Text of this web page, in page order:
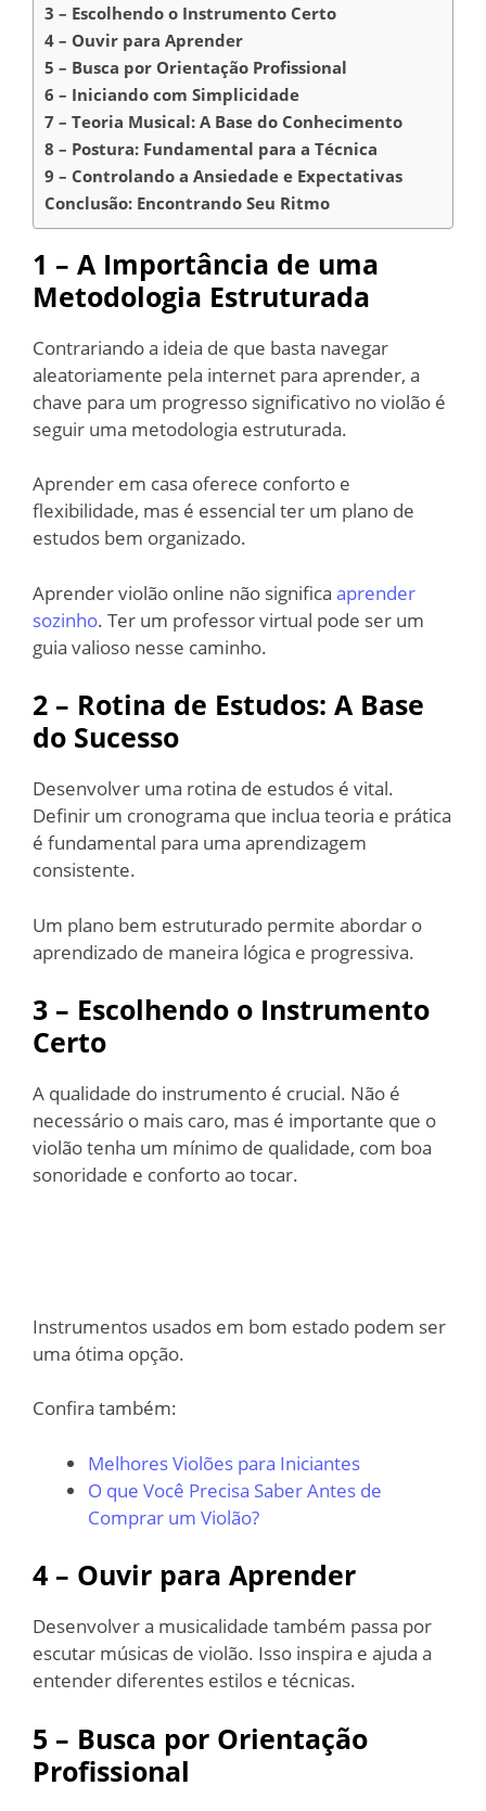
3 – Escolhendo o Instrumento Certo
4 – Ouvir para Aprender
5 – Busca por Orientação Profissional
6 – Iniciando com Simplicidade
7 – Teoria Musical: A Base do Conhecimento
8 – Postura: Fundamental para a Técnica
9 – Controlando a Ansiedade e Expectativas
Conclusão: Encontrando Seu Ritmo
1 – A Importância de uma
Metodologia Estruturada
Contrariando a ideia de que basta navegar
aleatoriamente pela internet para aprender, a
chave para um progresso significativo no violão é
seguir uma metodologia estruturada.
Aprender em casa oferece conforto e
flexibilidade, mas é essencial ter um plano de
estudos bem organizado.
Aprender violão online não significa aprender
sozinho. Ter um professor virtual pode ser um
guia valioso nesse caminho.
2 – Rotina de Estudos: A Base
do Sucesso
Desenvolver uma rotina de estudos é vital.
Definir um cronograma que inclua teoria e prática
é fundamental para uma aprendizagem
consistente.
Um plano bem estruturado permite abordar o
aprendizado de maneira lógica e progressiva.
3 – Escolhendo o Instrumento
Certo
A qualidade do instrumento é crucial. Não é
necessário o mais caro, mas é importante que o
violão tenha um mínimo de qualidade, com boa
sonoridade e conforto ao tocar.
Instrumentos usados em bom estado podem ser
uma ótima opção.
Confira também:
Melhores Violões para Iniciantes
O que Você Precisa Saber Antes de
Comprar um Violão?
4 – Ouvir para Aprender
Desenvolver a musicalidade também passa por
escutar músicas de violão. Isso inspira e ajuda a
entender diferentes estilos e técnicas.
5 – Busca por Orientação
Profissional